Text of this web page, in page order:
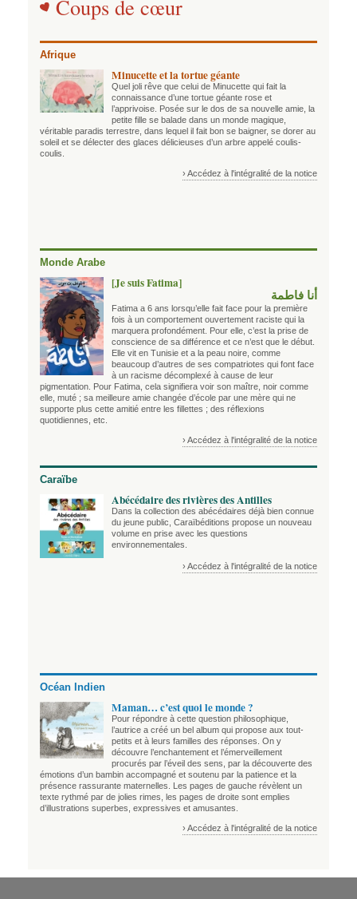
Coups de cœur
Afrique
Minucette et la tortue géante
Quel joli rêve que celui de Minucette qui fait la
connaissance d’une tortue géante rose et
l’apprivoise. Posée sur le dos de sa nouvelle amie, la
petite fille se balade dans un monde magique,
véritable paradis terrestre, dans lequel il fait bon se baigner, se dorer au
soleil et se délecter des glaces délicieuses d’un arbre appelé coulis-
coulis.
› Accédez à l'intégralité de la notice
Monde Arabe
[Je suis Fatima]
أنا فاطمة
Fatima a 6 ans lorsqu’elle fait face pour la première
fois à un comportement ouvertement raciste qui la
marquera profondément. Pour elle, c’est la prise de
conscience de sa différence et ce n’est que le début.
Elle vit en Tunisie et a la peau noire, comme
beaucoup d’autres de ses compatriotes qui font face
à un racisme décomplexé à cause de leur
pigmentation. Pour Fatima, cela signifiera voir son maître, noir comme
elle, muté ; sa meilleure amie changée d’école par une mère qui ne
supporte plus cette amitié entre les fillettes ; des réflexions
quotidiennes, etc.
› Accédez à l'intégralité de la notice
Caraïbe
Abécédaire des rivières des Antilles
Dans la collection des abécédaires déjà bien connue
du jeune public, Caraïbéditions propose un nouveau
volume en prise avec les questions
environnementales.
› Accédez à l'intégralité de la notice
Océan Indien
Maman… c’est quoi le monde ?
Pour répondre à cette question philosophique,
l’autrice a créé un bel album qui propose aux tout-
petits et à leurs familles des réponses. On y
découvre l’enchantement et l’émerveillement
procurés par l’éveil des sens, par la découverte des
émotions d’un bambin accompagné et soutenu par la patience et la
présence rassurante maternelles. Les pages de gauche révèlent un
texte rythmé par de jolies rimes, les pages de droite sont emplies
d’illustrations superbes, expressives et amusantes.
› Accédez à l'intégralité de la notice